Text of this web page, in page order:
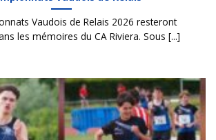
Vaudois de Relais 2026 resteront
les mémoires du CA Riviera. Sous [...]